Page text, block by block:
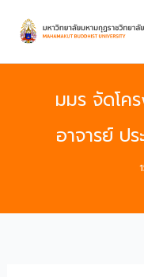
content
มมร จัดโค
อาจารย์ ป